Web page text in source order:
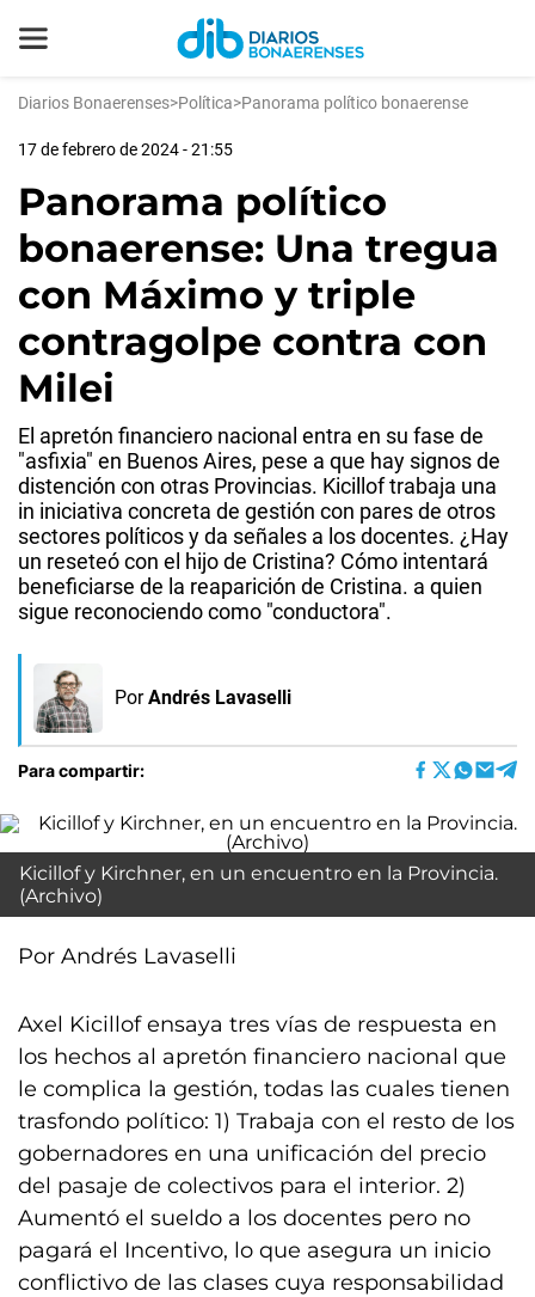
Diarios Bonaerenses>Política>Panorama político bonaerense
17 de febrero de 2024 - 21:55
Panorama político
bonaerense: Una tregua
con Máximo y triple
contragolpe contra con
Milei
El apretón financiero nacional entra en su fase de
"asfixia" en Buenos Aires, pese a que hay signos de
distención con otras Provincias. Kicillof trabaja una
in iniciativa concreta de gestión con pares de otros
sectores políticos y da señales a los docentes. ¿Hay
un reseteó con el hijo de Cristina? Cómo intentará
beneficiarse de la reaparición de Cristina. a quien
sigue reconociendo como "conductora".
Por Andrés Lavaselli
Para compartir:
Kicillof y Kirchner, en un encuentro en la Provincia.
(Archivo)
Por Andrés Lavaselli
Axel Kicillof ensaya tres vías de respuesta en
los hechos al apretón financiero nacional que
le complica la gestión, todas las cuales tienen
trasfondo político: 1) Trabaja con el resto de los
gobernadores en una unificación del precio
del pasaje de colectivos para el interior. 2)
Aumentó el sueldo a los docentes pero no
pagará el Incentivo, lo que asegura un inicio
conflictivo de las clases cuya responsabilidad